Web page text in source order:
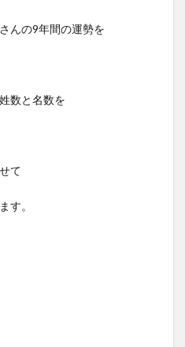
んの9年間の運勢を
数と名数を
て
す。